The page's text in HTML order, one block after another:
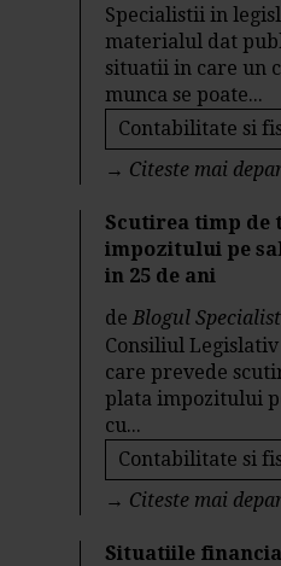
Specialistii in
materialul dat
situatii in care un
munca se poate...
Contabilitate si
→ Citeste mai
Scutirea timp de
impozitului pe
in 25 de ani
deBlogul
Consiliul
care prevede
plata impozitului
cu...
Contabilitate si
→ Citeste mai
Situatiile